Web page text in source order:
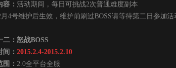
容： 活动期间，每日可挑战2次普通难度副本
月4号维护后生效，维护前刷过BOSS请等待第二日参加活
：怒战BOSS
间： 2015.2.4-2015.2.10
围： 2.0全平台全服